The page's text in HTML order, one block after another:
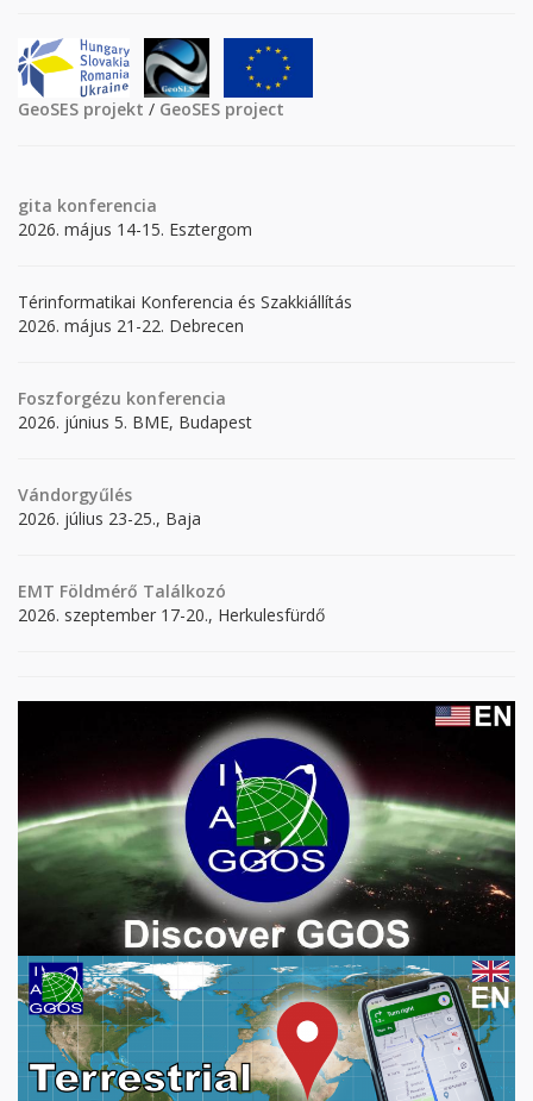
GeoSES projekt / GeoSES project
gita konferencia
2026. május 14-15. Esztergom
Térinformatikai Konferencia és Szakkiállítás
2026. május 21-22. Debrecen
Foszforgézu konferencia
2026. június 5. BME, Budapest
Vándorgyűlés
2026. július 23-25., Baja
EMT Földmérő Találkozó
2026. szeptember 17-20., Herkulesfürdő